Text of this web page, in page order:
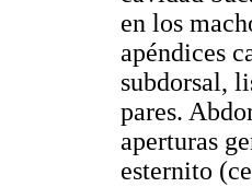
en los
apéndices
subdorsal,
pares.
aperturas
esternito